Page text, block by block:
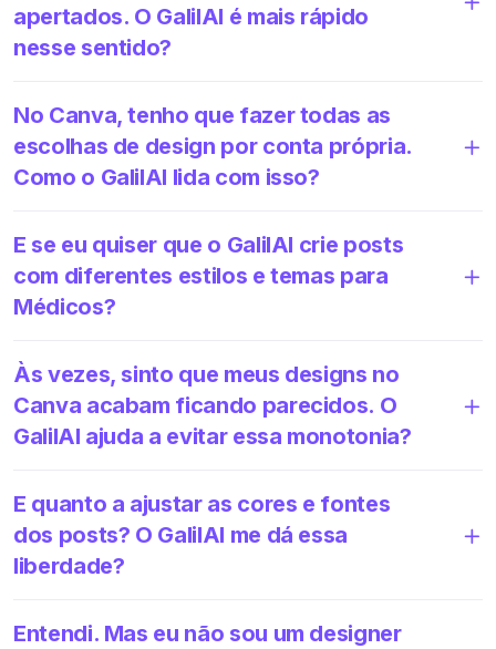
apertados. O GalilAI é mais rápido
nesse sentido?
No Canva, tenho que fazer todas as
escolhas de design por conta própria.
Como o GalilAI lida com isso?
E se eu quiser que o GalilAI crie posts
com diferentes estilos e temas para
Médicos?
Às vezes, sinto que meus designs no
Canva acabam ficando parecidos. O
GalilAI ajuda a evitar essa monotonia?
E quanto a ajustar as cores e fontes
dos posts? O GalilAI me dá essa
liberdade?
Entendi. Mas eu não sou um designer